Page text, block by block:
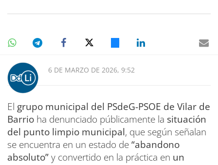
6 DE MARZO DE 2026, 9:52
El grupo municipal del PSdeG-PSOE de Vilar de
Barrio ha denunciado públicamente la situación
del punto limpio municipal, que según señalan
se encuentra en un estado de“abandono
absoluto”y convertido en la práctica en un